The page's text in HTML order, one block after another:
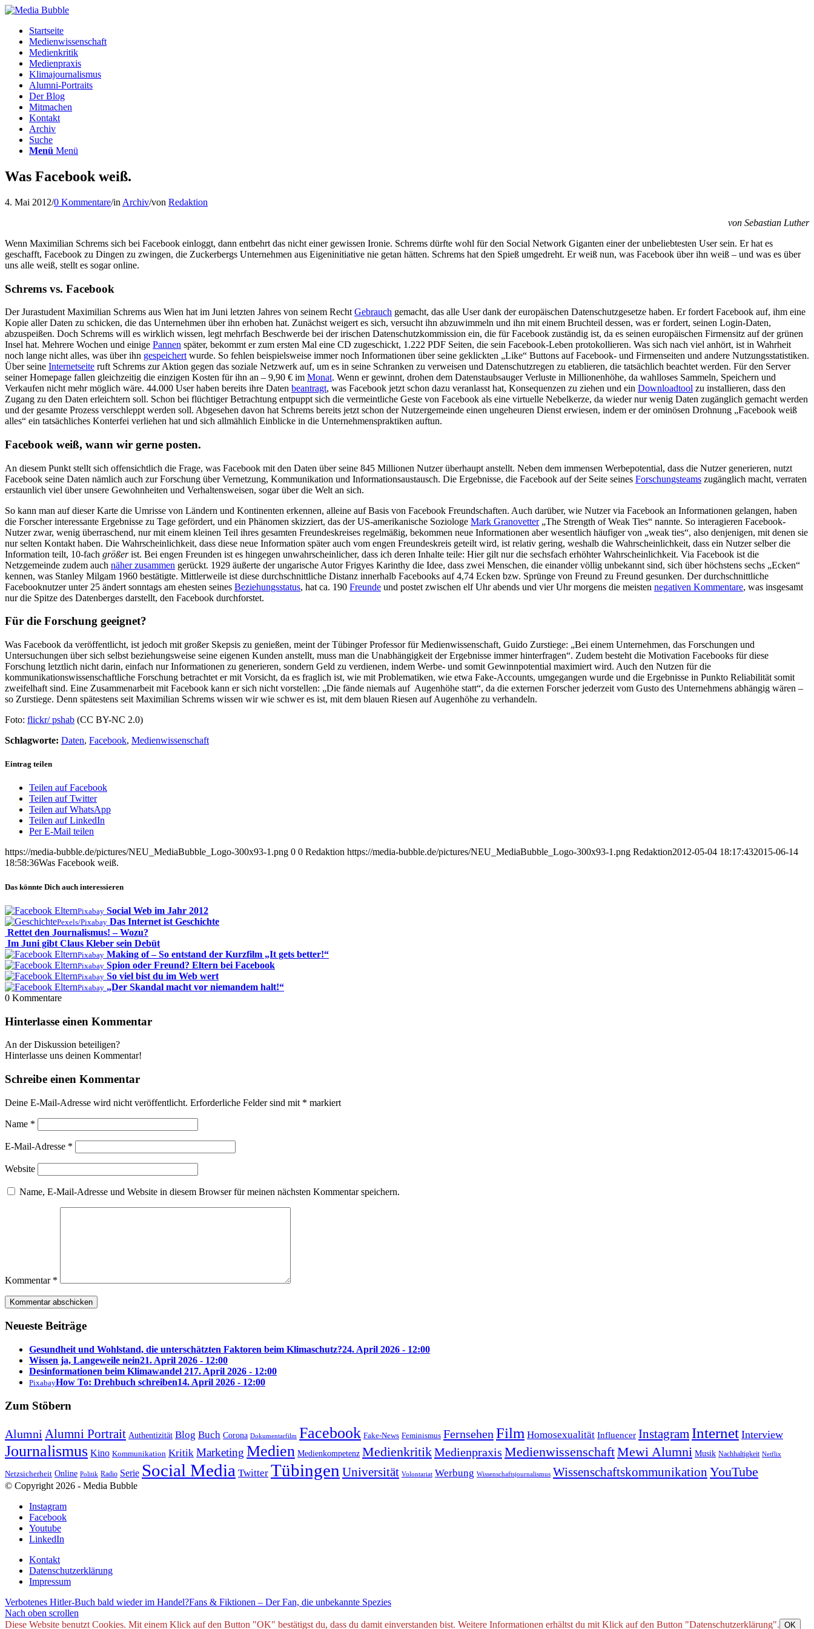
Startseite
Medienwissenschaft
Medienkritik
Medienpraxis
Klimajournalismus
Alumni-Portraits
Der Blog
Mitmachen
Kontakt
Archiv
Suche
Menü Menü
Was Facebook weiß.
4. Mai 2012/0 Kommentare/in Archiv/von Redaktion
von Sebastian Luther
Wenn Maximilian Schrems sich bei Facebook einloggt, dann entbehrt das nicht einer gewissen Ironie. Schrems dürfte wohl für den Social Network Giganten einer der unbeliebtesten User sein. Er hat es
geschafft, Facebook zu Dingen zu zwingen, die Zuckerbergs Unternehmen aus Eigeninitiative nie getan hätten. Schrems hat den Spieß umgedreht. Er weiß nun, was Facebook über ihn weiß – und was es über
uns alle weiß, stellt es sogar online.
Schrems vs. Facebook
Der Jurastudent Maximilian Schrems aus Wien hat im Juni letzten Jahres von seinem Recht Gebrauch gemacht, das alle User dank der europäischen Datenschutzgesetze haben. Er fordert Facebook auf, ihm eine
Kopie aller Daten zu schicken, die das Unternehmen über ihn erhoben hat. Zunächst weigert es sich, versucht ihn abzuwimmeln und ihn mit einem Bruchteil dessen, was er fordert, seinen Login-Daten,
abzuspeißen. Doch Schrems will es wirklich wissen, legt mehrfach Beschwerde bei der irischen Datenschutzkommission ein, die für Facebook zuständig ist, da es seinen europäischen Firmensitz auf der grünen
Insel hat. Mehrere Wochen und einige Pannen später, bekommt er zum ersten Mal eine CD zugeschickt, 1.222 PDF Seiten, die sein Facebook-Leben protokollieren. Was sich nach viel anhört, ist in Wahrheit
noch lange nicht alles, was über ihn gespeichert wurde. So fehlen beispielsweise immer noch Informationen über seine geklickten „Like“ Buttons auf Facebook- und Firmenseiten und andere Nutzungsstatistiken.
Über seine Internetseite ruft Schrems zur Aktion gegen das soziale Netzwerk auf, um es in seine Schranken zu verweisen und Datenschutzregen zu etablieren, die tatsächlich beachtet werden. Für den Server
seiner Homepage fallen gleichzeitig die einzigen Kosten für ihn an – 9,90 € im Monat. Wenn er gewinnt, drohen dem Datenstaubsauger Verluste in Millionenhöhe, da wahlloses Sammeln, Speichern und
Verkaufen nicht mehr möglich wäre. 44.000 User haben bereits ihre Daten beantragt, was Facebook jetzt schon dazu veranlasst hat, Konsequenzen zu ziehen und ein Downloadtool zu installieren, dass den
Zugang zu den Daten erleichtern soll. Schon bei flüchtiger Betrachtung entpuppt sich die vermeintliche Geste von Facebook als eine virtuelle Nebelkerze, da wieder nur wenig Daten zugänglich gemacht werden
und der gesamte Prozess verschleppt werden soll. Abgesehen davon hat Schrems bereits jetzt schon der Nutzergemeinde einen ungeheuren Dienst erwiesen, indem er der ominösen Drohnung „Facebook weiß
alles“ ein tatsächliches Konterfei verliehen hat und sich allmählich Einblicke in die Unternehmenspraktiken auftun.
Facebook weiß, wann wir gerne posten.
An diesem Punkt stellt sich offensichtlich die Frage, was Facebook mit den Daten über seine 845 Millionen Nutzer überhaupt anstellt. Neben dem immensen Werbepotential, dass die Nutzer generieren, nutzt
Facebook seine Daten nämlich auch zur Forschung über Vernetzung, Kommunikation und Informationsaustausch. Die Ergebnisse, die Facebook auf der Seite seines Forschungsteams zugänglich macht, verraten
erstaunlich viel über unsere Gewohnheiten und Verhaltensweisen, sogar über die Welt an sich.
So kann man auf dieser Karte die Umrisse von Ländern und Kontinenten erkennen, alleine auf Basis von Facebook Freundschaften. Auch darüber, wie Nutzer via Facebook an Informationen gelangen, haben
die Forscher interessante Ergebnisse zu Tage gefördert, und ein Phänomen skizziert, das der US-amerikanische Soziologe Mark Granovetter„The Strength of Weak Ties“ nannte. So interagieren Facebook-
Nutzer zwar, wenig überraschend, nur mit einem kleinen Teil ihres gesamten Freundeskreises regelmäßig, bekommen neue Informationen aber wesentlich häufiger von „weak ties“, also denjenigen, mit denen sie
nur selten Kontakt haben. Die Wahrscheinlichkeit, dass diese neue Information später auch vom engen Freundeskreis geteilt wird, ist relativ gering, weshalb die Wahrscheinlichkeit, dass ein Nutzer selber die
Information teilt, 10-fach größerist. Bei engen Freunden ist es hingegen unwahrscheinlicher, dass ich deren Inhalte teile: Hier gilt nur die sechsfach erhöhter Wahrscheinlichkeit. Via Facebook ist die
Netzgemeinde zudem auch näher zusammen gerückt. 1929 äußerte der ungarische Autor Frigyes Karinthy die Idee, dass zwei Menschen, die einander völlig unbekannt sind, sich über höchstens sechs „Ecken“
kennen, was Stanley Milgam 1960 bestätigte. Mittlerweile ist diese durchschnittliche Distanz innerhalb Facebooks auf 4,74 Ecken bzw. Sprünge von Freund zu Freund gesunken. Der durchschnittliche
Facebooknutzer unter 25 ändert sonntags am ehesten seines Beziehungsstatus, hat ca. 190 Freunde und postet zwischen elf Uhr abends und vier Uhr morgens die meisten negativen Kommentare, was insgesamt
nur die Spitze des Datenberges darstellt, den Facebook durchforstet.
Für die Forschung geeignet?
Was Facebook da veröffentlicht, ist jedoch mit großer Skepsis zu genießen, meint der Tübinger Professor für Medienwissenschaft, Guido Zurstiege: „Bei einem Unternehmen, das Forschungen und
Untersuchungen über sich selbst beziehungsweise seine eigenen Kunden anstellt, muss man die Unabhängigkeit der Ergebnisse immer hinterfragen“. Zudem besteht die Motivation Facebooks für diese
Forschung letztlich nicht darin, einfach nur Informationen zu generieren, sondern Geld zu verdienen, indem Werbe- und somit Gewinnpotential maximiert wird. Auch den Nutzen für die
kommunikationswissenschaftliche Forschung betrachtet er mit Vorsicht, da es fraglich ist, wie mit Problematiken, wie etwa Fake-Accounts, umgegangen wurde und die Ergebnisse in Punkto Reliabilität somit
zweifelhaft sind. Eine Zusammenarbeit mit Facebook kann er sich nicht vorstellen: „Die fände niemals auf Augenhöhe statt“, da die externen Forscher jederzeit vom Gusto des Unternehmens abhängig wären –
so Zurstiege. Denn spätestens seit Maximilian Schrems wissen wir wie schwer es ist, mit dem blauen Riesen auf Augenhöhe zu verhandeln.
Foto: flickr/ pshab (CC BY-NC 2.0)
Schlagworte: Daten, Facebook, Medienwissenschaft
Eintrag teilen
Teilen auf Facebook
Teilen auf Twitter
Teilen auf WhatsApp
Teilen auf LinkedIn
Per E-Mail teilen
https://media-bubble.de/pictures/NEU_MediaBubble_Logo-300x93-1.png 0 0 Redaktion https://media-bubble.de/pictures/NEU_MediaBubble_Logo-300x93-1.png Redaktion2012-05-04 18:17:432015-06-14
18:58:36Was Facebook weiß.
Das könnte Dich auch interessieren
Pixabay Social Web im Jahr 2012
Pexels/Pixabay Das Internet ist Geschichte
Rettet den Journalismus! – Wozu?
Im Juni gibt Claus Kleber sein Debüt
Pixabay Making of – So entstand der Kurzfilm „It gets better!“
Pixabay Spion oder Freund? Eltern bei Facebook
Pixabay So viel bist du im Web wert
Pixabay „Der Skandal macht vor niemandem halt!“
0 Kommentare
Hinterlasse einen Kommentar
An der Diskussion beteiligen?
Hinterlasse uns deinen Kommentar!
Schreibe einen Kommentar
Deine E-Mail-Adresse wird nicht veröffentlicht. Erforderliche Felder sind mit * markiert
Name *
E-Mail-Adresse *
Website
Name, E-Mail-Adresse und Website in diesem Browser für meinen nächsten Kommentar speichern.
Kommentar *
Neueste Beiträge
Gesundheit und Wohlstand, die unterschätzten Faktoren beim Klimaschutz?24. April 2026 - 12:00
Wissen ja, Langeweile nein21. April 2026 - 12:00
Desinformationen beim Klimawandel 217. April 2026 - 12:00
PixabayHow To: Drehbuch schreiben14. April 2026 - 12:00
Zum Stöbern
Alumni Alumni Portrait Authentizität Blog Buch Corona Dokumentarfilm Facebook Fake-News Feminismus Fernsehen Film Homosexualität Influencer Instagram Internet Interview
Journalismus Kino Kommunikation Kritik Marketing Medien Medienkompetenz MedienkritikMedienpraxis MedienwissenschaftMewi Alumni Musik Nachhaltigkeit Netflix
Netzsicherheit Online Politik Radio Serie Social Media Twitter Tübingen Universität Volontariat Werbung Wissenschaftsjournalismus Wissenschaftskommunikation YouTube
© Copyright 2026 - Media Bubble
Instagram
Facebook
Youtube
LinkedIn
Kontakt
Datenschutzerklärung
Impressum
Verbotenes Hitler-Buch bald wieder im Handel?Fans & Fiktionen – Der Fan, die unbekannte Spezies
Nach oben scrollen
Diese Website benutzt Cookies. Mit einem Klick auf den Button "OK" bestätigst du, dass du damit einverstanden bist. Weitere Informationen erhältst du mit Klick auf den Button "Datenschutzerklärung". OK